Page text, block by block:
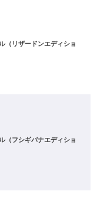
（リザードンエディショ
（フシギバナエディショ